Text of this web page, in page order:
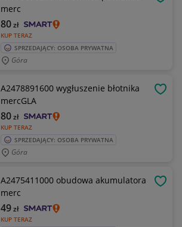
merc
KUP TERAZ
80zł
SPRZEDAJĄCY: OSOBA PRYWATNA
Góra
A2478891600 wygłuszenie błotnika
mercGLA
KUP TERAZ
80zł
SPRZEDAJĄCY: OSOBA PRYWATNA
Góra
A2475411000 obudowa akumulatora
merc
KUP TERAZ
49zł